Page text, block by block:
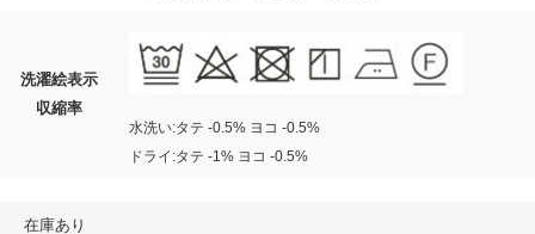
洗濯絵表示
収縮率
水洗い:タテ -0.5% ヨコ -0.5%
ドライ:タテ -1% ヨコ -0.5%
在庫あり